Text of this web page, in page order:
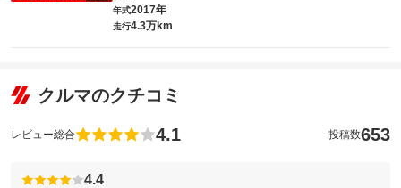
年式2017年
走行4.3万km
クルマのクチコミ
レビュー総合 4.1 投稿数653
4.4